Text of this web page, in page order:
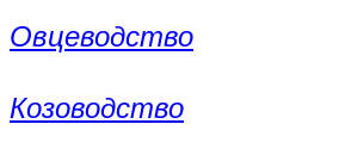
Овцеводство
Козоводство